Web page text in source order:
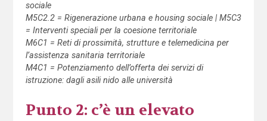
sociale
M5C2.2 = Rigenerazione urbana e housing sociale | M5C3
= Interventi speciali per la coesione territoriale
M6C1 = Reti di prossimità, strutture e telemedicina per
l’assistenza sanitaria territoriale
M4C1 = Potenziamento dell’offerta dei servizi di
istruzione: dagli asili nido alle università
Punto 2: c’è un elevato